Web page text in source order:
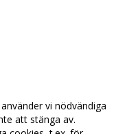
vi nödvändiga
att stänga av.